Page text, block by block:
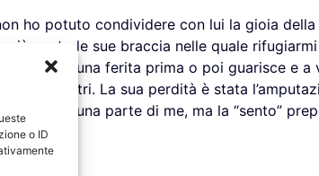
o ID
ho potuto condividere con lui la gioia
più avuto le sue braccia nelle quale
una ferita: una ferita prima o poi guarisce e
che agli altri. La sua perdità è stata
come una parte di me, ma la “sento”
ragione.